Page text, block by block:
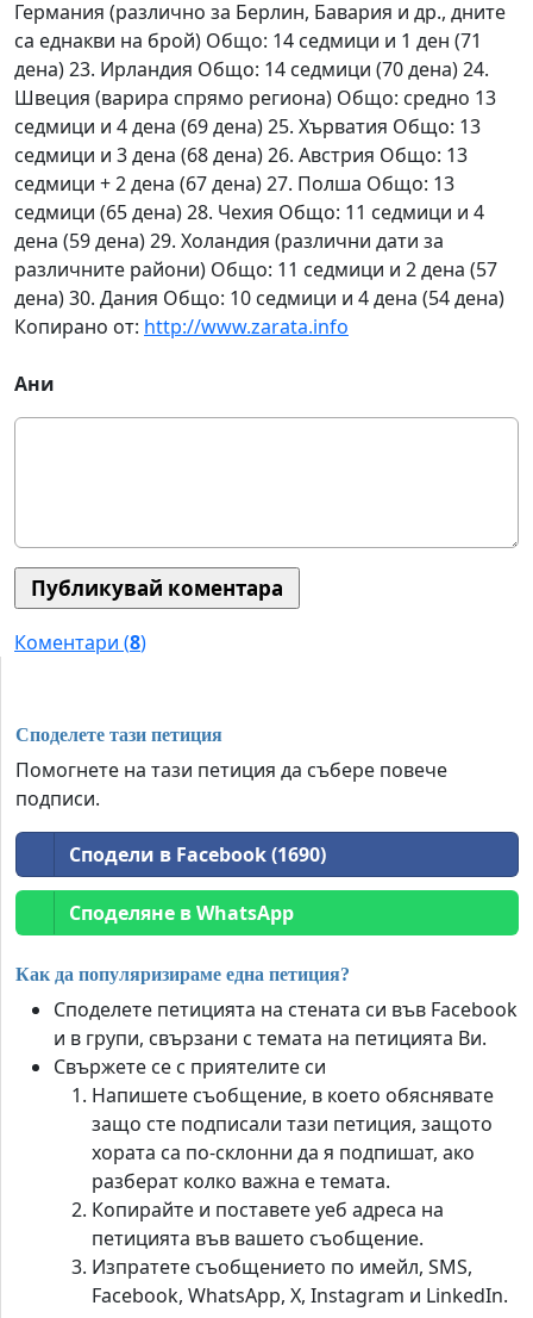
Германия (различно за Берлин, Бавария и др., дните
са еднакви на брой) Общо: 14 седмици и 1 ден (71
дена) 23. Ирландия Общо: 14 седмици (70 дена) 24.
Швеция (варира спрямо региона) Общо: средно 13
седмици и 4 дена (69 дена) 25. Хърватия Общо: 13
седмици и 3 дена (68 дена) 26. Австрия Общо: 13
седмици + 2 дена (67 дена) 27. Полша Общо: 13
седмици (65 дена) 28. Чехия Общо: 11 седмици и 4
дена (59 дена) 29. Холандия (различни дати за
различните райони) Общо: 11 седмици и 2 дена (57
дена) 30. Дания Общо: 10 седмици и 4 дена (54 дена)
Копирано от: http://www.zarata.info
Ани
Коментари (8)
Споделете тази петиция
Помогнете на тази петиция да събере повече
подписи.
Сподели в Facebook (1690)
Споделяне в WhatsApp
Как да популяризираме една петиция?
Споделете петицията на стената си във Facebook
и в групи, свързани с темата на петицията Ви.
Свържете се с приятелите си
Напишете съобщение, в което обяснявате
защо сте подписали тази петиция, защото
хората са по-склонни да я подпишат, ако
разберат колко важна е темата.
Копирайте и поставете уеб адреса на
петицията във вашето съобщение.
Изпратете съобщението по имейл, SMS,
Facebook, WhatsApp, X, Instagram и LinkedIn.